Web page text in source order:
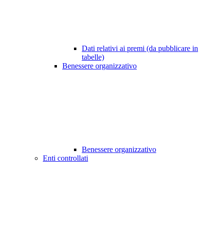
Dati relativi ai premi (da pubblicare in
tabelle)
Benessere organizzativo
Benessere organizzativo
Enti controllati